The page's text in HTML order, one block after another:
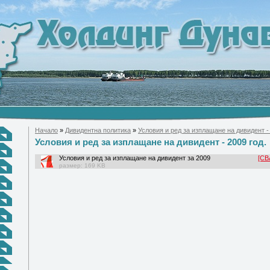
Начало » Дивидентна политика » Условия и ред за изплащане на дивидент -
Условия и ред за изплащане на дивидент - 2009 год.
Условия и ред за изплащане на дивидент за 2009
размер: 169 KB